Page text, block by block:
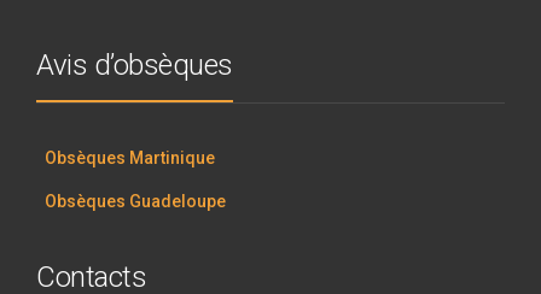
Avis d’obsèques
Obsèques Martinique
Obsèques Guadeloupe
Contacts